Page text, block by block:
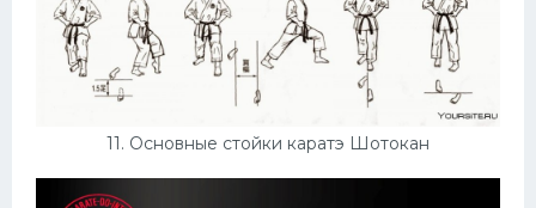
11. Основные стойки каратэ Шотокан